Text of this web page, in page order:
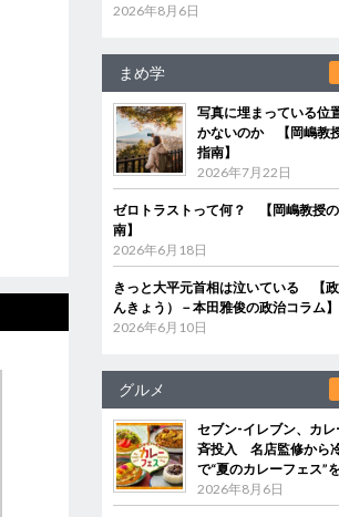
2026年8月6日
まめ学
写真に埋まっている位
かないのか 【岡嶋教
指南】
2026年7月22日
ゼロトラストって何？ 【岡嶋教授
南】
2026年6月18日
きっと大平元首相は泣いている 【
んきょう）－本田雅俊の政治コラム】
2026年6月10日
グルメ
セブン‐イレブン、カ
斉投入 名店監修から
で“夏のカレーフェス”
2026年8月6日